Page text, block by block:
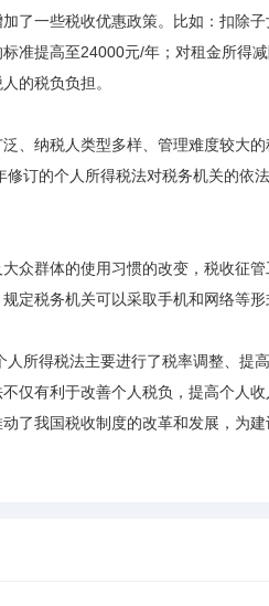
了一些税收优惠政策。比如：扣除
准提高至24000元/年；对租金所得
的税负负担。
、纳税人类型多样、管理难度较大
订的个人所得税法对税务机关的依
众群体的使用习惯的改变，税收征
定税务机关可以采取手机和网络等
所得税法主要进行了税率调整、提
仅有利于改善个人税负，提高个人
了我国税收制度的改革和发展，为